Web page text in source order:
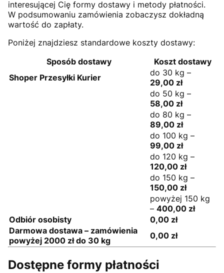
interesującej Cię formy dostawy i metody płatności.
W podsumowaniu zamówienia zobaczysz dokładną
wartość do zapłaty.
Poniżej znajdziesz standardowe koszty dostawy:
Sposób dostawy
Koszt dostawy
Shoper Przesyłki Kurier
do 30 kg –
29,00 zł
do 50 kg –
58,00 zł
do 80 kg –
89,00 zł
do 100 kg –
99,00 zł
do 120 kg –
120,00 zł
do 150 kg –
150,00 zł
powyżej 150 kg
– 400,00 zł
Odbiór osobisty
0,00 zł
Darmowa dostawa – zamówienia
powyżej 2000 zł do 30 kg
0,00 zł
Dostępne formy płatności